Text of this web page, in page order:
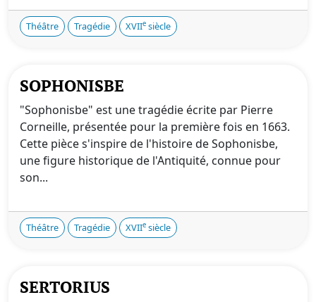
Théâtre Tragédie XVIIe siècle
SOPHONISBE
"Sophonisbe" est une tragédie écrite par Pierre
Corneille, présentée pour la première fois en 1663.
Cette pièce s'inspire de l'histoire de Sophonisbe,
une figure historique de l'Antiquité, connue pour
son...
Théâtre Tragédie XVIIe siècle
SERTORIUS